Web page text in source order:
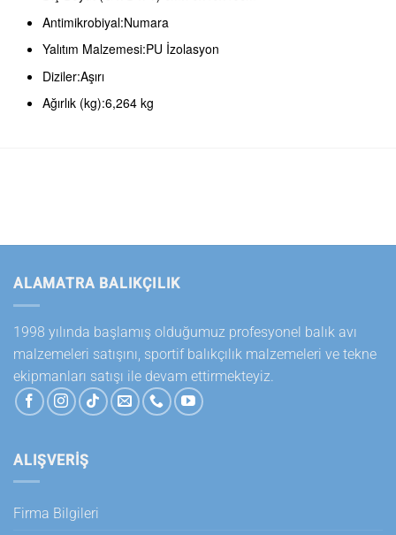
Antimikrobiyal:Numara
Yalıtım Malzemesi:PU İzolasyon
Diziler:Aşırı
Ağırlık (kg):6,264 kg
ALAMATRA BALIKÇILIK
1998 yılında başlamış olduğumuz profesyonel balık avı
malzemeleri satışını, sportif balıkçılık malzemeleri ve tekne
ekipmanları satışı ile devam ettirmekteyiz.
ALIŞVERİŞ
Firma Bilgileri